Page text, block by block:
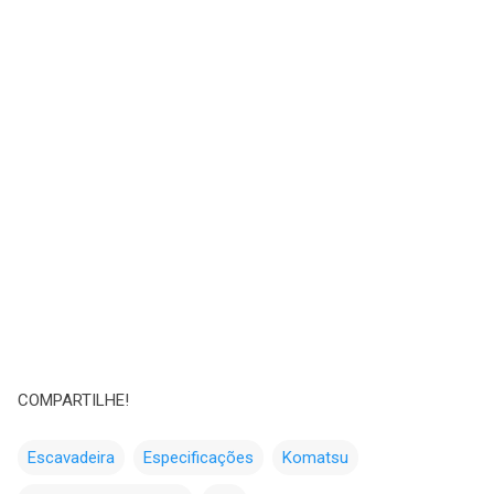
COMPARTILHE!
Escavadeira Especificações Komatsu